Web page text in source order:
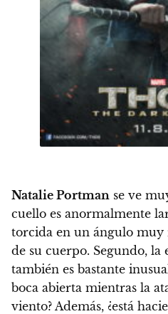
Natalie Portman se ve
cuello es anormalmente
torcida en un ángulo muy
de su cuerpo. Segundo, la
también es bastante
boca abierta mientras la
viento? Además, ¿está